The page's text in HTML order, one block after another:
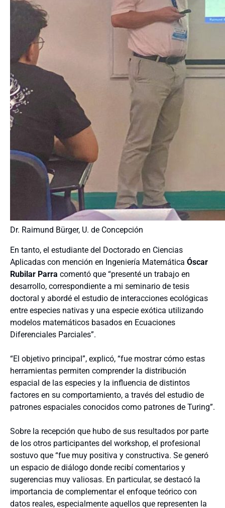
Dr. Raimund Bürger, U. de Concepción
En tanto, el estudiante del Doctorado en Ciencias
Aplicadas con mención en Ingeniería Matemática Óscar
Rubilar Parra comentó que “presenté un trabajo en
desarrollo, correspondiente a mi seminario de tesis
doctoral y abordé el estudio de interacciones ecológicas
entre especies nativas y una especie exótica utilizando
modelos matemáticos basados en Ecuaciones
Diferenciales Parciales”.
“El objetivo principal”, explicó, “fue mostrar cómo estas
herramientas permiten comprender la distribución
espacial de las especies y la influencia de distintos
factores en su comportamiento, a través del estudio de
patrones espaciales conocidos como patrones de Turing”.
Sobre la recepción que hubo de sus resultados por parte
de los otros participantes del workshop, el profesional
sostuvo que “fue muy positiva y constructiva. Se generó
un espacio de diálogo donde recibí comentarios y
sugerencias muy valiosas. En particular, se destacó la
importancia de complementar el enfoque teórico con
datos reales, especialmente aquellos que representen la